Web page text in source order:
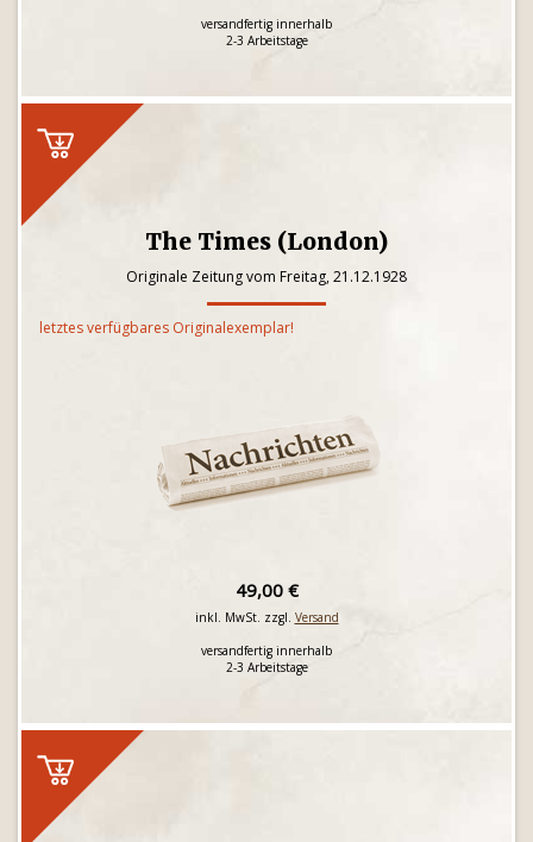
versandfertig innerhalb
2-3 Arbeitstage
The Times (London)
Originale Zeitung vom Freitag, 21.12.1928
letztes verfügbares Originalexemplar!
49,00 €
inkl. MwSt. zzgl. Versand
versandfertig innerhalb
2-3 Arbeitstage